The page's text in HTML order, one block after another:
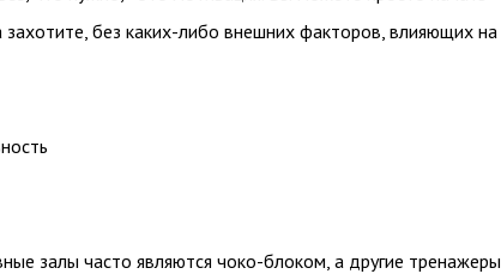
захотите, без каких-либо внешних факторов, влияющих на
залы часто являются чоко-блоком, а другие тренажеры